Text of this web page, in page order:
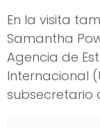
En la visita
Samantha
Agencia de
Internacional
subsecretario